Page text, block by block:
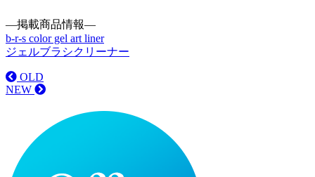
―掲載商品情報―
b-r-s color gel art liner
ジェルブラシクリーナー
OLD
NEW